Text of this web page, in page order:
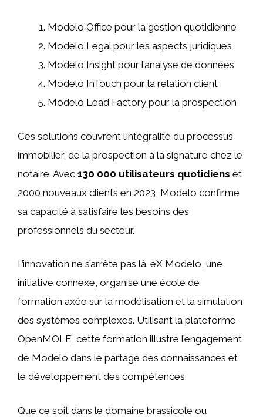
Modelo Office pour la gestion quotidienne
Modelo Legal pour les aspects juridiques
Modelo Insight pour l’analyse de données
Modelo InTouch pour la relation client
Modelo Lead Factory pour la prospection
Ces solutions couvrent l’intégralité du processus
immobilier, de la prospection à la signature chez le
notaire. Avec 130 000 utilisateurs quotidiens et
2000 nouveaux clients en 2023, Modelo confirme
sa capacité à satisfaire les besoins des
professionnels du secteur.
L’innovation ne s’arrête pas là. eX Modelo, une
initiative connexe, organise une école de
formation axée sur la modélisation et la simulation
des systèmes complexes. Utilisant la plateforme
OpenMOLE, cette formation illustre l’engagement
de Modelo dans le partage des connaissances et
le développement des compétences.
Que ce soit dans le domaine brassicole ou